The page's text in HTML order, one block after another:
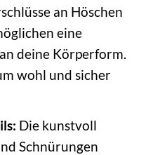
an Höschen
eine
deine Körperform.
wohl und sicher
Die kunstvoll
Schnürungen